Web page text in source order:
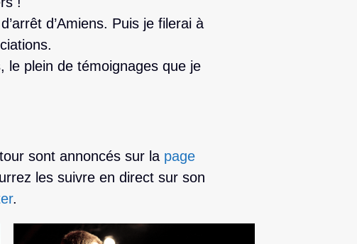
d’Amiens. Puis je filerai à
le plein de témoignages que je
sont annoncés sur la page
les suivre en direct sur son
.